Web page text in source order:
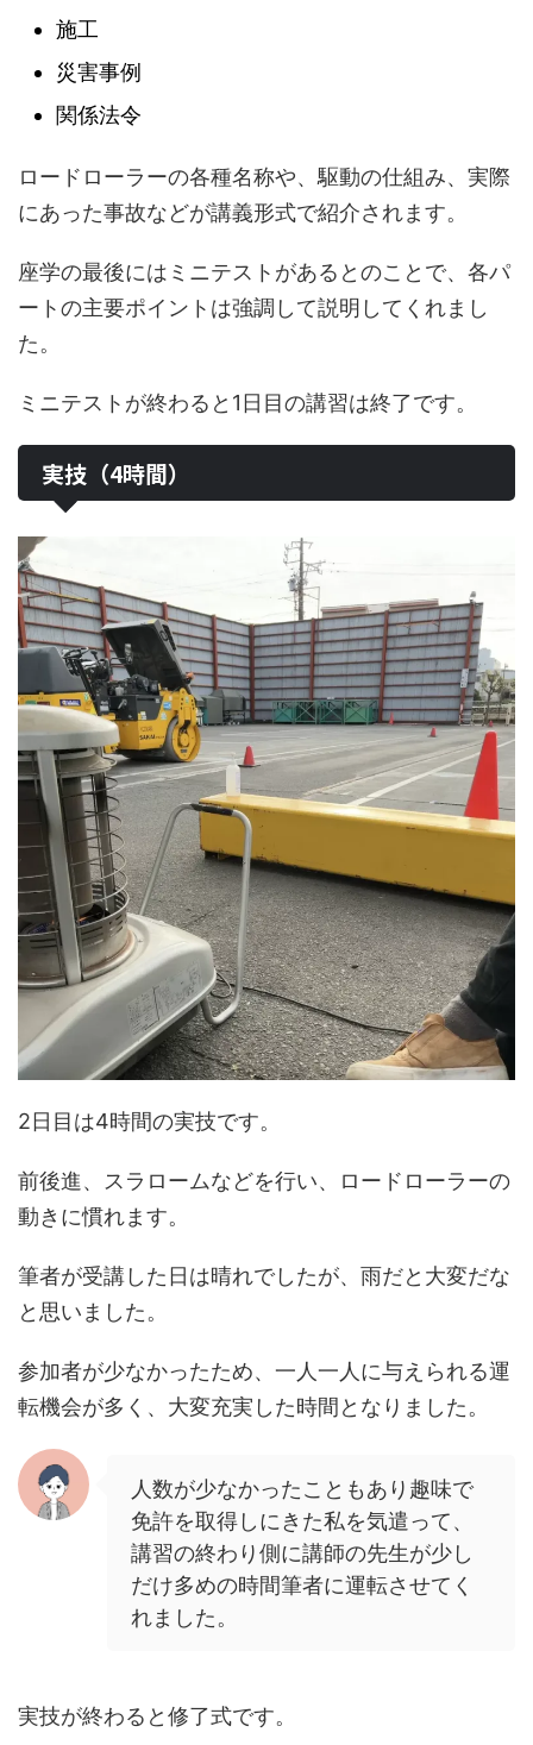
施工
災害事例
関係法令
ロードローラーの各種名称や、駆動の仕組み、実際
にあった事故などが講義形式で紹介されます。
座学の最後にはミニテストがあるとのことで、各パ
ートの主要ポイントは強調して説明してくれまし
た。
ミニテストが終わると1日目の講習は終了です。
実技（4時間）
2日目は4時間の実技です。
前後進、スラロームなどを行い、ロードローラーの
動きに慣れます。
筆者が受講した日は晴れでしたが、雨だと大変だな
と思いました。
参加者が少なかったため、一人一人に与えられる運
転機会が多く、大変充実した時間となりました。
人数が少なかったこともあり趣味で
免許を取得しにきた私を気遣って、
講習の終わり側に講師の先生が少し
だけ多めの時間筆者に運転させてく
れました。
実技が終わると修了式です。